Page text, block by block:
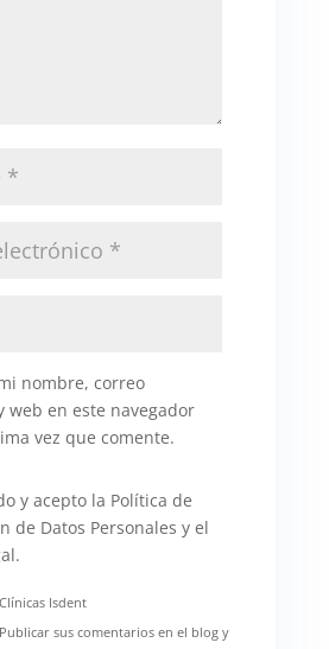
nombre, correo
web en este navegador
vez que comente.
y acepto la Política de
de Datos Personales y el
Clínicas Isdent
Publicar sus comentarios en el blog y